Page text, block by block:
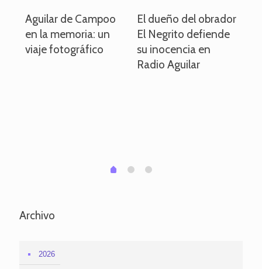
Aguilar de Campoo
en la memoria: un
viaje fotográfico
El dueño del obrador
El Negrito defiende
su inocencia en
Radio Aguilar
0 1 2
Archivo
2026